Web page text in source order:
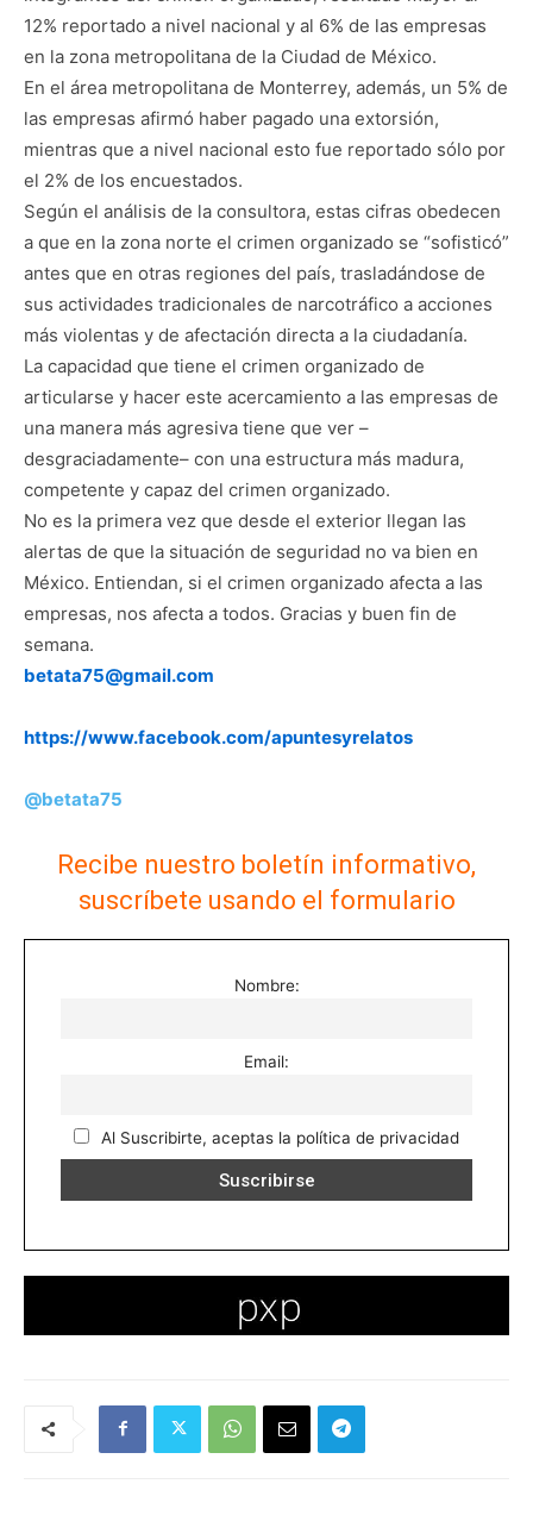
12% reportado a nivel nacional y al 6% de las empresas
en la zona metropolitana de la Ciudad de México.
En el área metropolitana de Monterrey, además, un 5% de
las empresas afirmó haber pagado una extorsión,
mientras que a nivel nacional esto fue reportado sólo por
el 2% de los encuestados.
Según el análisis de la consultora, estas cifras obedecen
a que en la zona norte el crimen organizado se “sofisticó”
antes que en otras regiones del país, trasladándose de
sus actividades tradicionales de narcotráfico a acciones
más violentas y de afectación directa a la ciudadanía.
La capacidad que tiene el crimen organizado de
articularse y hacer este acercamiento a las empresas de
una manera más agresiva tiene que ver –
desgraciadamente– con una estructura más madura,
competente y capaz del crimen organizado.
No es la primera vez que desde el exterior llegan las
alertas de que la situación de seguridad no va bien en
México. Entiendan, si el crimen organizado afecta a las
empresas, nos afecta a todos. Gracias y buen fin de
semana.
betata75@gmail.com
https://www.facebook.com/apuntesyrelatos
@betata75
Recibe nuestro boletín informativo,
suscríbete usando el formulario
Nombre:
Email:
Al Suscribirte, aceptas la política de privacidad